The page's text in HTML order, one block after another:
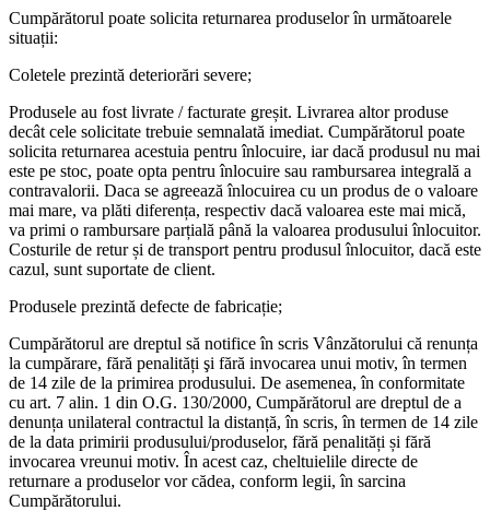
Cumpărătorul poate solicita returnarea produselor în următoarele
situații:
Coletele prezintă deteriorări severe;
Produsele au fost livrate / facturate greșit. Livrarea altor produse
decât cele solicitate trebuie semnalată imediat. Cumpărătorul poate
solicita returnarea acestuia pentru înlocuire, iar dacă produsul nu mai
este pe stoc, poate opta pentru înlocuire sau rambursarea integrală a
contravalorii. Daca se agreează înlocuirea cu un produs de o valoare
mai mare, va plăti diferența, respectiv dacă valoarea este mai mică,
va primi o rambursare parțială până la valoarea produsului înlocuitor.
Costurile de retur și de transport pentru produsul înlocuitor, dacă este
cazul, sunt suportate de client.
Produsele prezintă defecte de fabricație;
Cumpărătorul are dreptul să notifice în scris Vânzătorului că renunța
la cumpărare, fără penalități şi fără invocarea unui motiv, în termen
de 14 zile de la primirea produsului. De asemenea, în conformitate
cu art. 7 alin. 1 din O.G. 130/2000, Cumpărătorul are dreptul de a
denunța unilateral contractul la distanță, în scris, în termen de 14 zile
de la data primirii produsului/produselor, fără penalități și fără
invocarea vreunui motiv. În acest caz, cheltuielile directe de
returnare a produselor vor cădea, conform legii, în sarcina
Cumpărătorului.